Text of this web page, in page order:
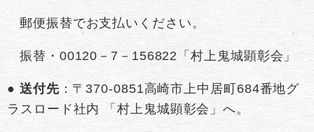
郵便振替でお支払いください。
振替・00120－7－156822「村上鬼城顕彰会」
●送付先：〒370-0851高崎市上中居町684番地グ
ラスロード社内 「村上鬼城顕彰会」へ。